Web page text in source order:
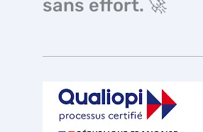
sans effort. 🚀